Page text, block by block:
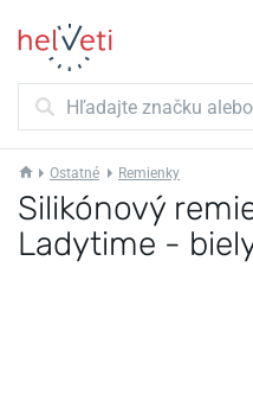
Ostatné Remienky
Silikónový
Ladytime -